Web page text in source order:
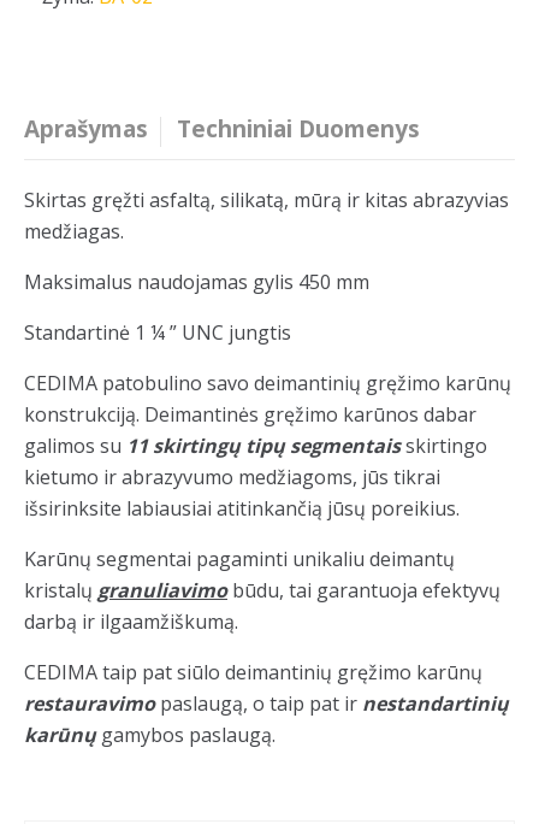
Aprašymas Techniniai Duomenys
Skirtas gręžti asfaltą, silikatą, mūrą ir kitas abrazyvias
medžiagas.
Maksimalus naudojamas gylis 450 mm
Standartinė 1 ¼ ” UNC jungtis
CEDIMA patobulino savo deimantinių gręžimo karūnų
konstrukciją. Deimantinės gręžimo karūnos dabar
galimos su 11 skirtingų tipų segmentaisskirtingo
kietumo ir abrazyvumo medžiagoms, jūs tikrai
išsirinksite labiausiai atitinkančią jūsų poreikius.
Karūnų segmentai pagaminti unikaliu deimantų
kristalų granuliavimobūdu, tai garantuoja efektyvų
darbą ir ilgaamžiškumą.
CEDIMA taip pat siūlo deimantinių gręžimo karūnų
restauravimopaslaugą, o taip pat ir nestandartinių
karūnųgamybos paslaugą.